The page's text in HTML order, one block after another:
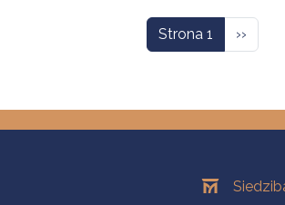
Strona 1 ››
Oddziały